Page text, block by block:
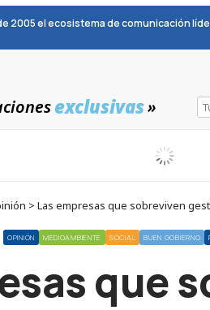
2005 el ecosistema de comunicación
exclusivas»
> Las empresas que sobreviven
OPINIÓN MEDIOAMBIENTE SOCIAL BUEN GOBIERNO
que